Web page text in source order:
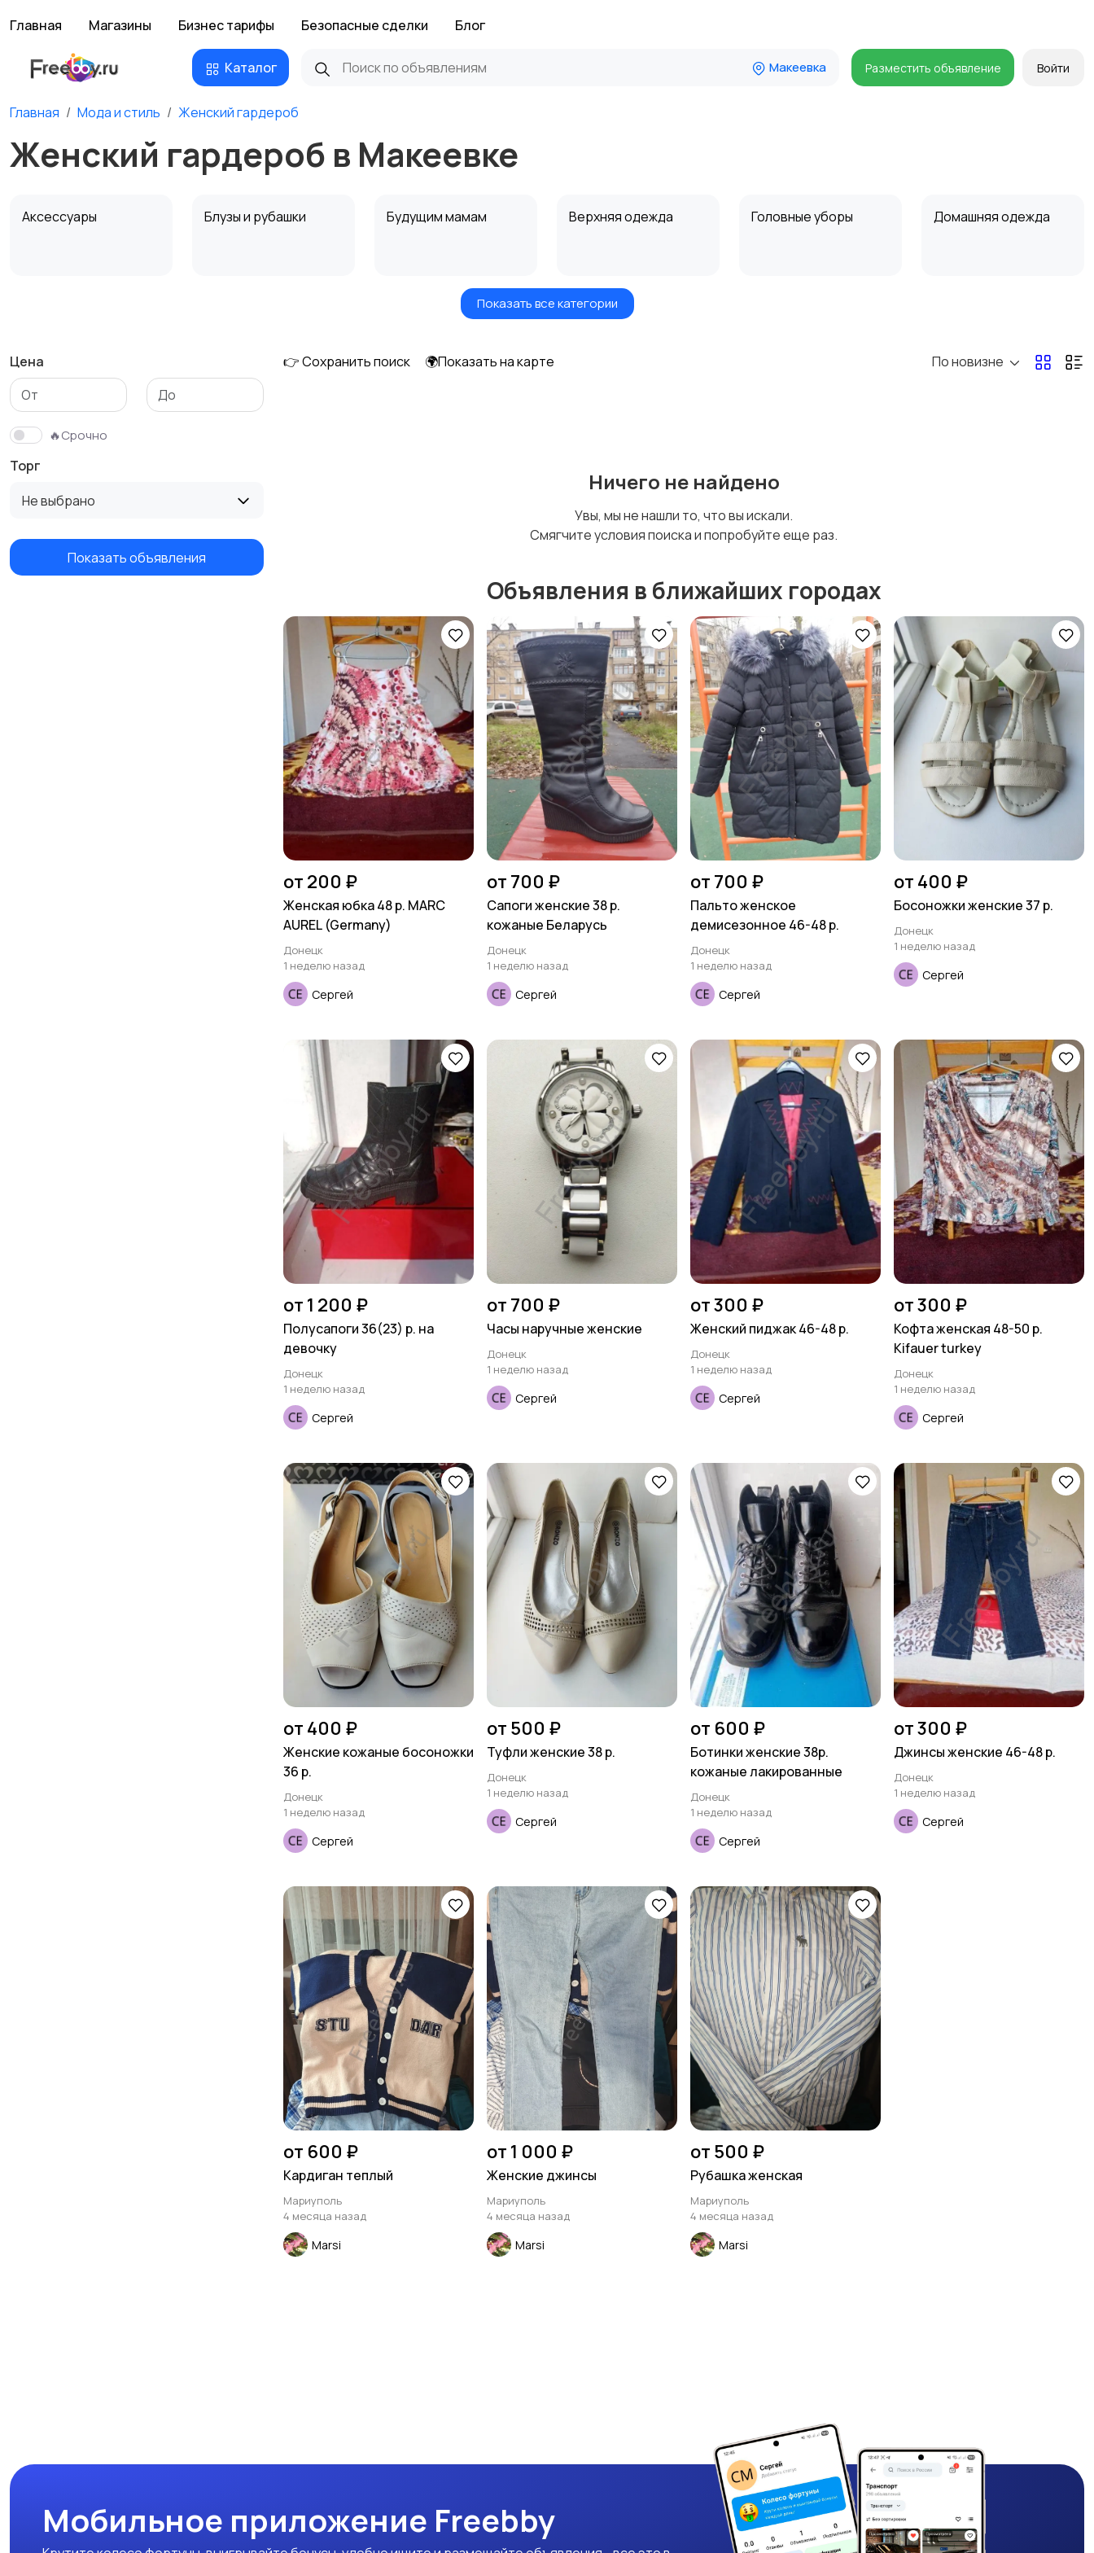
Главная Магазины Бизнес тарифы Безопасные сделки Блог
Каталог Макеевка Разместить объявление Войти
Главная Мода и стиль Женский гардероб
Женский гардероб в Макеевке
Аксессуары Блузы и рубашки Будущим мамам Верхняя одежда Головные уборы Домашняя одежда
Нижнее белье Обувь
Трикотаж Спортивная одежда
Показать все категории
Цена
🔥Срочно
Торг
Не выбрано
Показать объявления
👉 Сохранить поиск 🌍Показать на карте По новизне
Ничего не найдено
Увы, мы не нашли то, что вы искали.
Смягчите условия поиска и попробуйте еще раз.
Объявления в ближайших городах
от 200 ₽
Женская юбка 48 р. MARC
AUREL (Germany)
Донецк
1 неделю назад
Сергей
от 700 ₽
Сапоги женские 38 р.
кожаные Беларусь
Донецк
1 неделю назад
Сергей
от 700 ₽
Пальто женское
демисезонное 46-48 р.
Донецк
1 неделю назад
Сергей
от 400 ₽
Босоножки женские 37 р.
Донецк
1 неделю назад
Сергей
от 1 200 ₽
Полусапоги 36(23) р. на
девочку
Донецк
1 неделю назад
Сергей
от 700 ₽
Часы наручные женские
Донецк
1 неделю назад
Сергей
от 300 ₽
Женский пиджак 46-48 р.
Донецк
1 неделю назад
Сергей
от 300 ₽
Кофта женская 48-50 р.
Kifauer turkey
Донецк
1 неделю назад
Сергей
от 400 ₽
Женские кожаные босоножки
36 р.
Донецк
1 неделю назад
Сергей
от 500 ₽
Туфли женские 38 р.
Донецк
1 неделю назад
Сергей
от 600 ₽
Ботинки женские 38р.
кожаные лакированные
Донецк
1 неделю назад
Сергей
от 300 ₽
Джинсы женские 46-48 р.
Донецк
1 неделю назад
Сергей
от 600 ₽
Кардиган теплый
Мариуполь
4 месяца назад
Marsi
от 1 000 ₽
Женские джинсы
Мариуполь
4 месяца назад
Marsi
от 500 ₽
Рубашка женская
Мариуполь
4 месяца назад
Marsi
Мобильное приложение Freebby